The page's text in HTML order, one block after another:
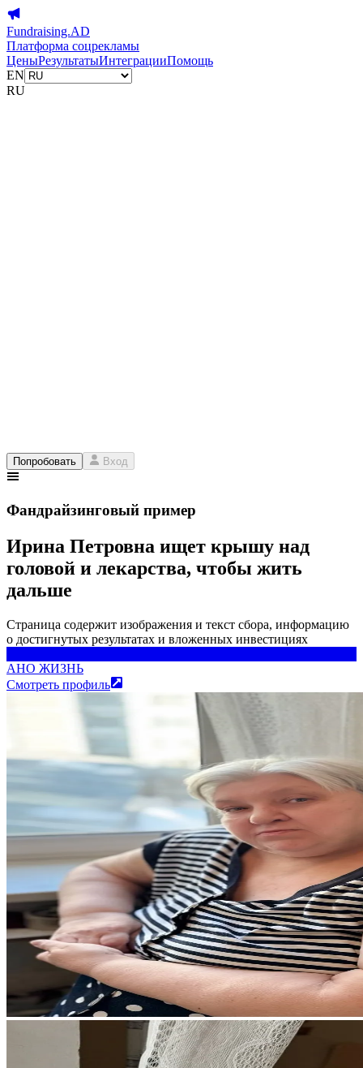
Fundraising.AD
Платформа соцрекламы
ЦеныРезультатыИнтеграцииПомощь
EN
RU
Попробовать Вход
Фандрайзинговый пример
Ирина Петровна ищет крышу над
головой и лекарства, чтобы жить
дальше
Страница содержит изображения и текст сбора, информацию
о достигнутых результатах и вложенных инвестициях
АНО ЖИЗНЬ
Смотреть профиль